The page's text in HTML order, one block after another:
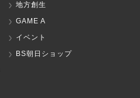
地方創生
GAME A
イベント
BS朝日ショップ